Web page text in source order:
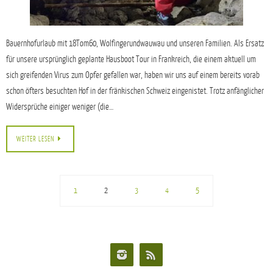
Bauernhofurlaub mit 18Tom60, Wolfingerundwauwau und unseren Familien. Als Ersatz
für unsere ursprünglich geplante Hausboot Tour in Frankreich, die einem aktuell um
sich greifenden Virus zum Opfer gefallen war, haben wir uns auf einem bereits vorab
schon öfters besuchten Hof in der fränkischen Schweiz eingenistet. Trotz anfänglicher
Widersprüche einiger weniger (die…
WEITER LESEN
1 2 3 4 5